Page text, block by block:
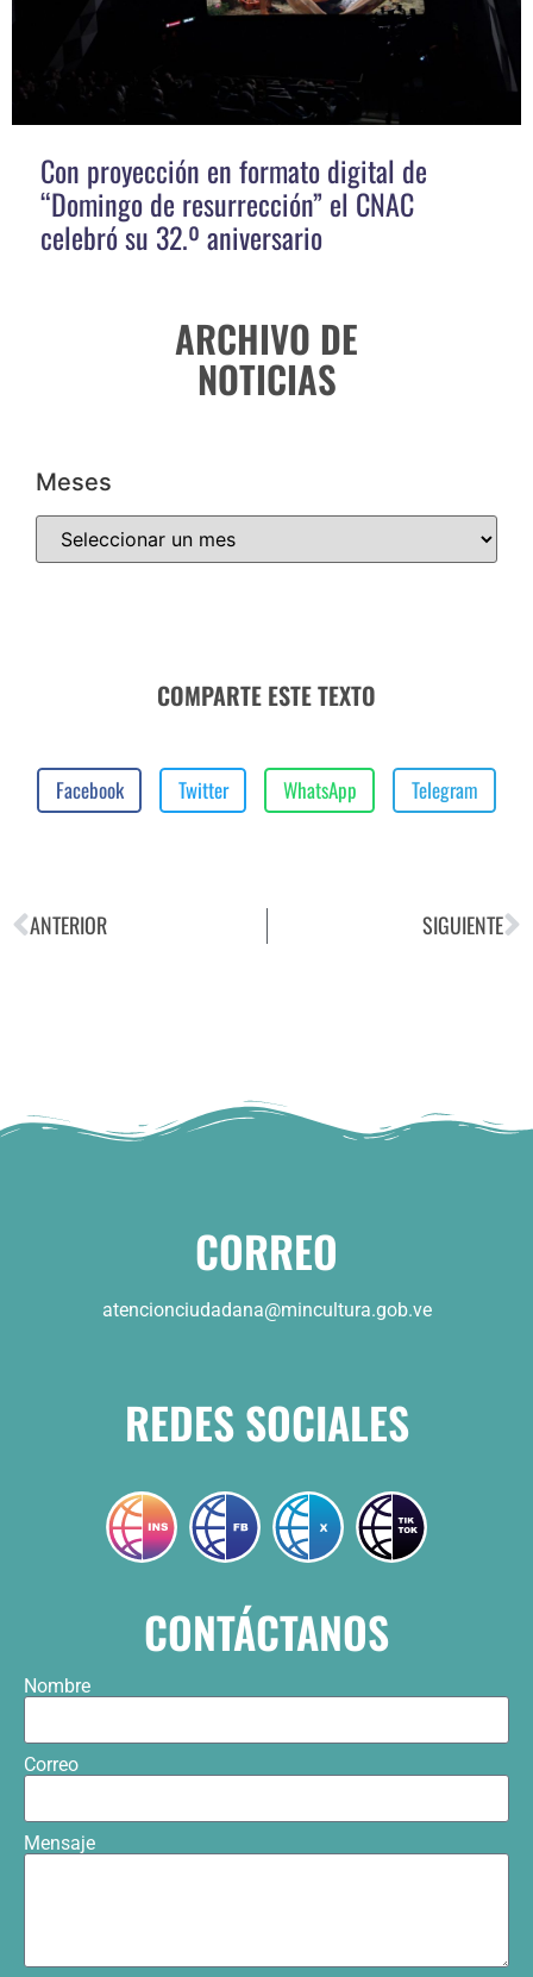
Con proyección en formato digital de
“Domingo de resurrección” el CNAC
celebró su 32.º aniversario
ARCHIVO DE
NOTICIAS
Meses
COMPARTE ESTE TEXTO
Facebook Twitter WhatsApp Telegram
ANTERIOR SIGUIENTE
CORREO
atencionciudadana@mincultura.gob.ve
REDES SOCIALES
CONTÁCTANOS
Nombre
Correo
Mensaje